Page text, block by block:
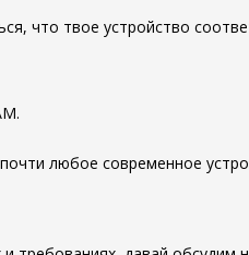
что твое устройство
любое современное